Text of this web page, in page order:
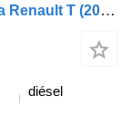
Renault AT2412E caja de cambios para Renault T (2013-) camión
diésel